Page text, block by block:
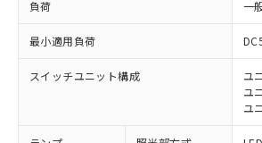
負荷 一
最小適用負荷
スイッチユニット構成
ユ
ユ
ユ